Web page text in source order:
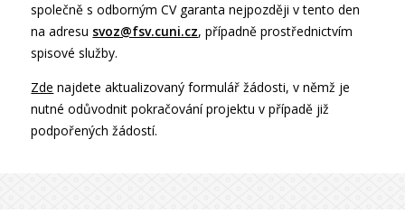
společně s odborným CV garanta nejpozději v tento den
na adresu svoz@fsv.cuni.cz, případně prostřednictvím
spisové služby.
Zde najdete aktualizovaný formulář žádosti, v němž je
nutné odůvodnit pokračování projektu v případě již
podpořených žádostí.